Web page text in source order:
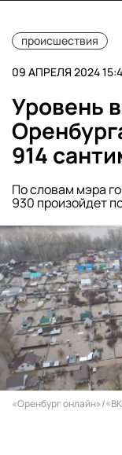
происшествия
09 АПРЕЛЯ 2024
Уровень
914
По словам мэра
930 произойдет
«Оренбург онлайн»/